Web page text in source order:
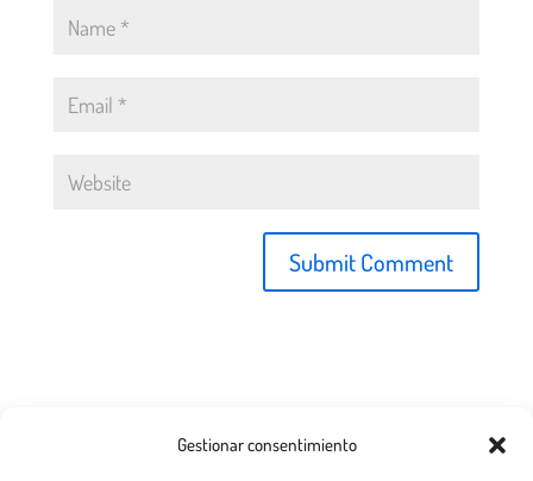
Gestionar consentimiento
Categorías de publicaciones